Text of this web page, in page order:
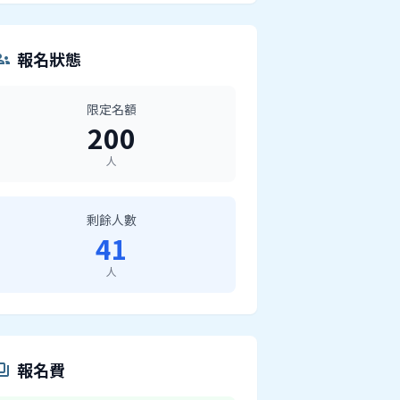
報名狀態
限定名額
200
人
剩餘人數
41
人
報名費